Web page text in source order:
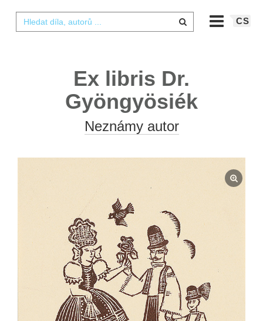
CS
Ex libris Dr.
Gyöngyösiék
Neznámy autor